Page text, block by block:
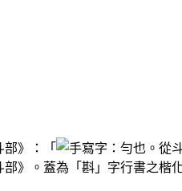
》：「
：勻也。從
部》。蓋為「斟」字行書之楷